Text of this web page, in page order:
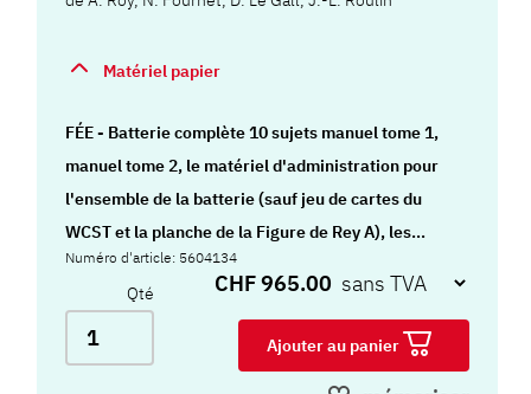
Matériel papier
FÉE - Batterie complète 10 sujets manuel tome 1,
manuel tome 2, le matériel d'administration pour
l'ensemble de la batterie (sauf jeu de cartes du
WCST et la planche de la Figure de Rey A), les
feuillets d'administration, les feuilles de réponses,
ainsi que les crédits digitaux indispensables à la
cotation de la batterie pour un total de 120
évaluations (10 administrations papier, 10
Numéro d'article: 5604134
Qté CHF 965.00
Ajouter au panier